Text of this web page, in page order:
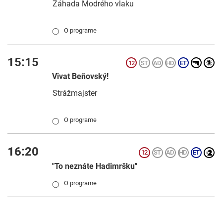
Záhada Modrého vlaku
◯ O programe
15:15
Vivat Beňovský!
Strážmajster
◯ O programe
16:20
"To neznáte Hadimršku"
◯ O programe